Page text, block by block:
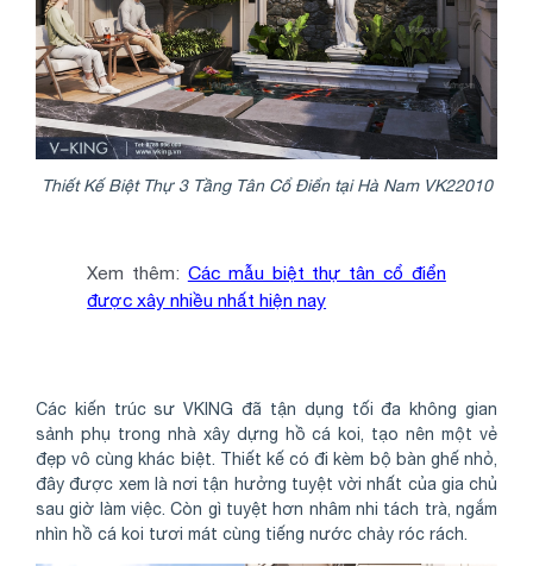
Thiết Kế Biệt Thự 3 Tầng Tân Cổ Điển tại Hà Nam VK22010
Xem thêm: Các mẫu biệt thự tân cổ điển
được xây nhiều nhất hiện nay
Các kiến trúc sư VKING đã tận dụng tối đa không gian
sảnh phụ trong nhà xây dựng hồ cá koi, tạo nên một vẻ
đẹp vô cùng khác biệt. Thiết kế có đi kèm bộ bàn ghế nhỏ,
đây được xem là nơi tận hưởng tuyệt vời nhất của gia chủ
sau giờ làm việc. Còn gì tuyệt hơn nhâm nhi tách trà, ngắm
nhìn hồ cá koi tươi mát cùng tiếng nước chảy róc rách.